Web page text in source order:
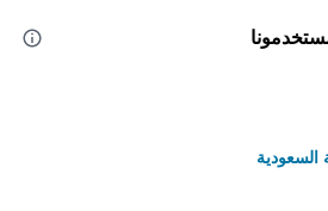
السعودية